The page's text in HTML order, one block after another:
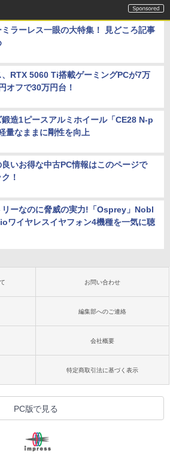
ミラーレス一眼の大特集！ 見どころ記事
、RTX 5060 Ti搭載ゲーミングPCが7万
オフで30万円台！
鍛造1ピースアルミホイール「CE28 N-p
量なままに剛性を向上
いお得な中古PC情報はこのページで
！
リーなのに脅威の実力!「Osprey」Nobl
ワイヤレスイヤフォン4機種を一気に聴
お問い合わせ
編集部へのご連絡
会社概要
特定商取引法に基づく表示
PC版で見る